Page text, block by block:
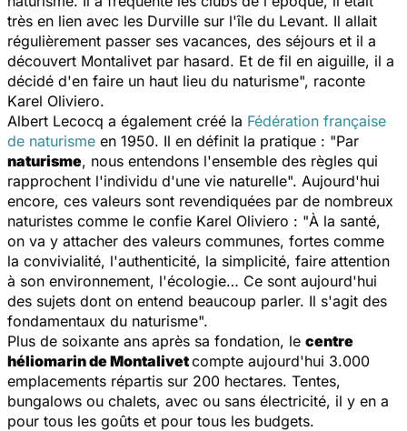
très en lien avec les Durville sur l'île du Levant. Il allait
régulièrement passer ses vacances, des séjours et il a
découvert Montalivet par hasard. Et de fil en aiguille, il a
décidé d'en faire un haut lieu du naturisme", raconte
Karel Oliviero.
Albert Lecocq a également créé la Fédération française
de naturisme en 1950. Il en définit la pratique : "Par
naturisme, nous entendons l'ensemble des règles qui
rapprochent l'individu d'une vie naturelle". Aujourd'hui
encore, ces valeurs sont revendiquées par de nombreux
naturistes comme le confie Karel Oliviero : "À la santé,
on va y attacher des valeurs communes, fortes comme
la convivialité, l'authenticité, la simplicité, faire attention
à son environnement, l'écologie… Ce sont aujourd'hui
des sujets dont on entend beaucoup parler. Il s'agit des
fondamentaux du naturisme".
Plus de soixante ans après sa fondation, le centre
héliomarin de Montalivetcompte aujourd'hui 3.000
emplacements répartis sur 200 hectares. Tentes,
bungalows ou chalets, avec ou sans électricité, il y en a
pour tous les goûts et pour tous les budgets.